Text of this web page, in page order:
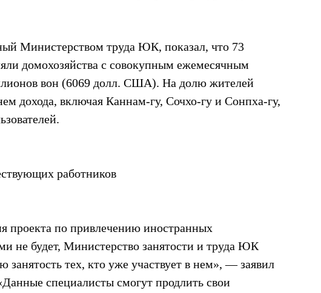
Министерством труда ЮК, показал, что 73
домохозяйства с совокупным ежемесячным
вон (6069 долл. США). На долю жителей
дохода, включая Каннам-гу, Сочхо-гу и Сонпха-гу,
работников
проекта по привлечению иностранных
не будет, Министерство занятости и труда ЮК
занятость тех, кто уже участвует в нем», — заявил
специалисты смогут продлить свои